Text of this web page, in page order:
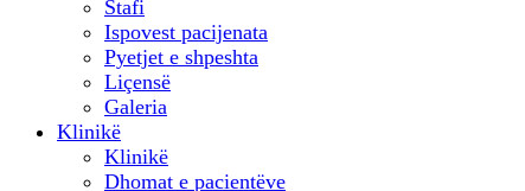
Stafi
Ispovest pacijenata
Pyetjet e shpeshta
Liçensë
Galeria
Klinikë
Klinikë
Dhomat e pacientëve